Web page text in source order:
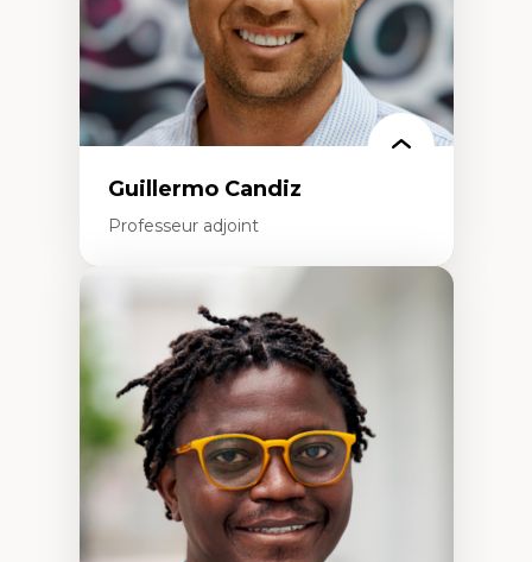
Guillermo Candiz
Professeur adjoint
Expertises
Trajectoires migratoires
Migrations forcées
Études des frontières; Enjeux géopolitiques
des migrations
Politiques migratoires
Réfugiés
Demandeurs d’asile
Migrations irrégulières
Migrations temporaires
Migration et changement climatique
Migration et développement